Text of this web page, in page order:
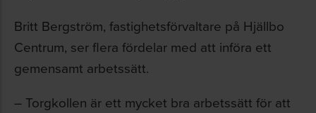
Britt Bergström, fastighetsförvaltare på Hjällbo
Centrum, ser flera fördelar med att införa ett
gemensamt arbetssätt.
– Torgkollen är ett mycket bra arbetssätt för att